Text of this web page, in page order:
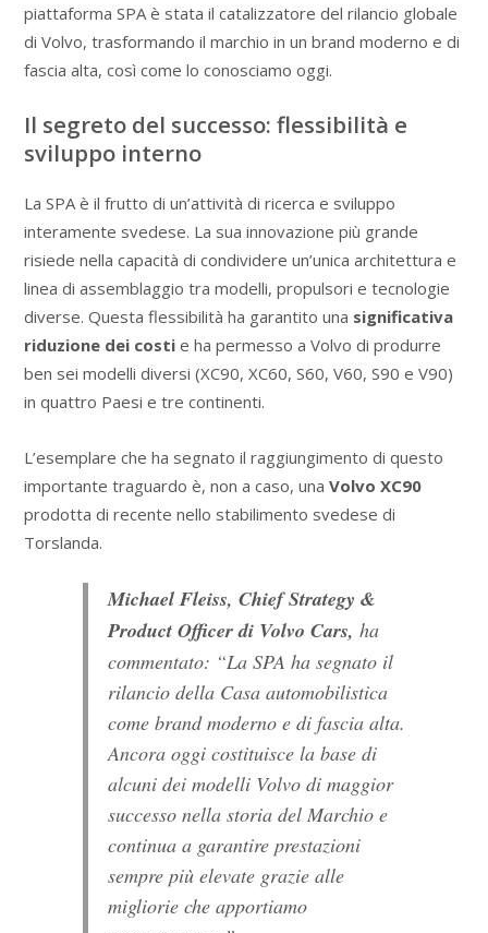
piattaforma SPA è stata il catalizzatore del rilancio globale
di Volvo, trasformando il marchio in un brand moderno e di
fascia alta, così come lo conosciamo oggi.
Il segreto del successo: flessibilità e
sviluppo interno
La SPA è il frutto di un’attività di ricerca e sviluppo
interamente svedese. La sua innovazione più grande
risiede nella capacità di condividere un’unica architettura e
linea di assemblaggio tra modelli, propulsori e tecnologie
diverse. Questa flessibilità ha garantito una significativa
riduzione dei costie ha permesso a Volvo di produrre
ben sei modelli diversi (XC90, XC60, S60, V60, S90 e V90)
in quattro Paesi e tre continenti.
L’esemplare che ha segnato il raggiungimento di questo
importante traguardo è, non a caso, una Volvo XC90
prodotta di recente nello stabilimento svedese di
Torslanda.
Michael Fleiss, Chief Strategy &
Product Officer di Volvo Cars, ha
commentato: “La SPA ha segnato il
rilancio della Casa automobilistica
come brand moderno e di fascia alta.
Ancora oggi costituisce la base di
alcuni dei modelli Volvo di maggior
successo nella storia del Marchio e
continua a garantire prestazioni
sempre più elevate grazie alle
migliorie che apportiamo